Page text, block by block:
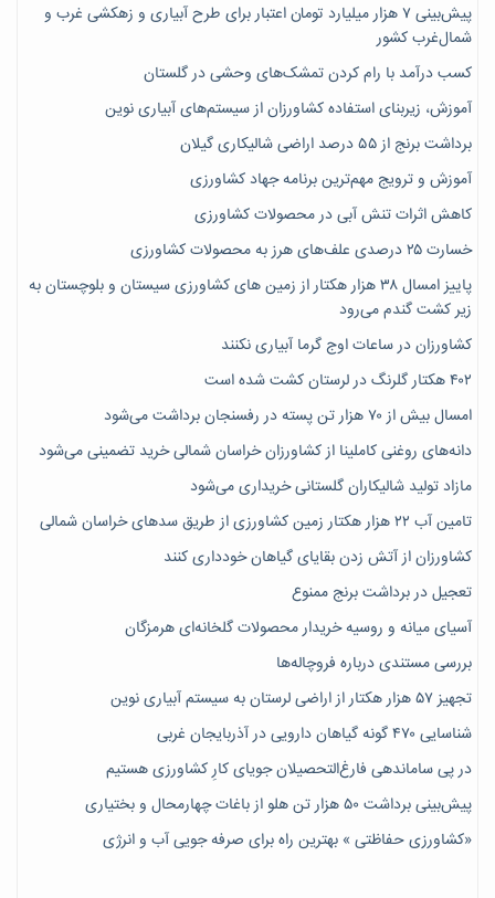
پیش‌بینی ۷‌ هزار میلیارد تومان اعتبار برای طرح آبیاری و زهکشی غرب و
شمال‌غرب کشور
کسب درآمد با رام کردن تمشک‌های وحشی در گلستان
آموزش، زیربنای استفاده کشاورزان از سیستم‌های آبیاری نوین
برداشت برنج از ۵۵ درصد اراضی شالیکاری گیلان
آموزش و ترویج مهم‌ترین برنامه جهاد کشاورزی
کاهش اثرات تنش آبی در محصولات کشاورزی
خسارت ۲۵ درصدی علف‌های هرز به محصولات کشاورزی
پاییز امسال ۳۸ هزار هکتار از زمین های کشاورزی سیستان و بلوچستان به
زیر کشت گندم می‌رود
کشاورزان در ساعات اوج گرما آبیاری نکنند
۴۰۲ هکتار گلرنگ در لرستان کشت شده است
امسال بیش از ۷۰ هزار تن پسته در رفسنجان برداشت می‌شود
دانه‌های روغنی کاملینا از کشاورزان خراسان شمالی خرید تضمینی می‌شود
مازاد تولید شالیکاران گلستانی خریداری می‌شود
تامین آب ۲۲ هزار هکتار زمین کشاورزی از طریق سدهای خراسان شمالی
کشاورزان از آتش زدن بقایای گیاهان خودداری کنند
تعجیل در برداشت برنج ممنوع
آسیای میانه و روسیه خریدار محصولات گلخانه‌ای هرمزگان
بررسی مستندی درباره فروچاله‌ها
تجهیز ۵۷ هزار هکتار از اراضی لرستان به سیستم آبیاری نوین
شناسایی ۴۷٠ گونه گیاهان دارویی در آذربایجان غربی
در پی ساماندهی فارغ‌التحصیلان جویای کارِ کشاورزی هستیم
پیش‎‌بینی برداشت ۵۰ هزار تن هلو از باغات چهارمحال و بختیاری
«کشاورزی حفاظتی » بهترین راه برای صرفه جویی آب و انرژی